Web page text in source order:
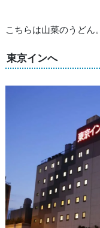
こちらは山菜のうどん。
東京インへ